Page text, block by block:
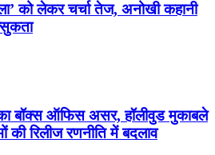
को लेकर चर्चा तेज, अनोखी कहानी
बॉक्स ऑफिस असर, हॉलीवुड मुकाबले
की रिलीज रणनीति में बदलाव